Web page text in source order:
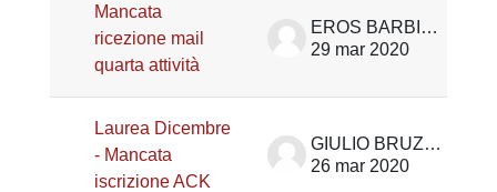
Mancata
ricezione mail
quarta attività
EROS BARBIERO
29 mar 2020
Laurea Dicembre
- Mancata
iscrizione ACK
GIULIO BRUZZOLO
26 mar 2020